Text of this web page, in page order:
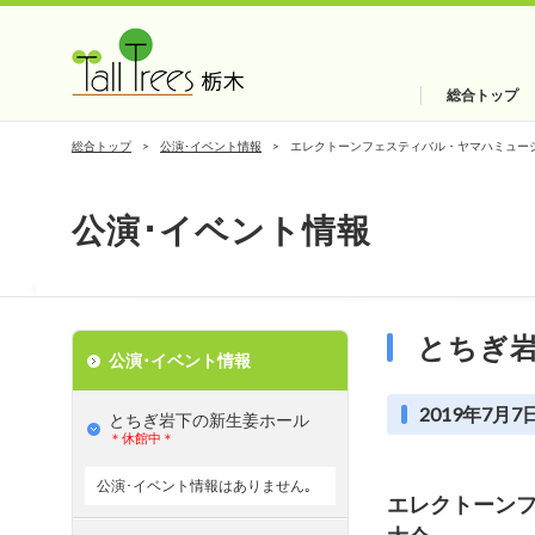
総合トップ
総合トップ 公演･イベント情報 エレクトーンフェスティバル・ヤマハミュー
公演･イベント情報
とちぎ
2019年7月7
エレクトーン
公演･イベント情報
とちぎ岩下の新⽣姜ホール
＊休館中＊
公演･イベント情報はありません｡